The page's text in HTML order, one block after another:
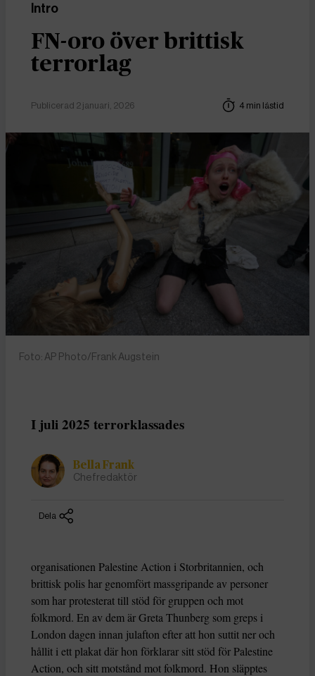
Intro
FN-oro över brittisk
terrorlag
Publicerad 2 januari, 2026 4 min lästid
Foto: AP Photo/Frank Augstein
I juli 2025 terrorklassades
Bella Frank
Chefredaktör
Dela
organisationen Palestine Action i Storbritannien, och
brittisk polis har genomfört massgripande av personer
som har protesterat till stöd för gruppen och mot
folkmord. En av dem är Greta Thunberg som greps i
London dagen innan julafton efter att hon suttit ner och
hållit i ett plakat där hon förklarar sitt stöd för Palestine
Action, och sitt motstånd mot folkmord. Hon släpptes